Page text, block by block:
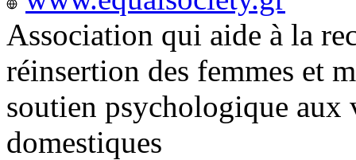
Association qui aide à la
réinsertion des femmes et
soutien psychologique aux
domestiques